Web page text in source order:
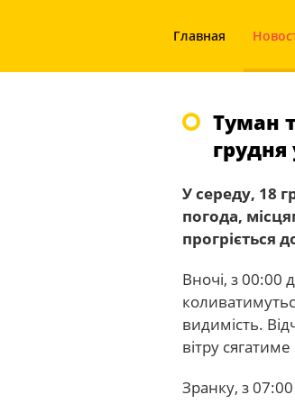
Главная
Туман
У середу, 18
погода,
прогріється
Вночі, з 00:00
видимість.
вітру
Зранку, з